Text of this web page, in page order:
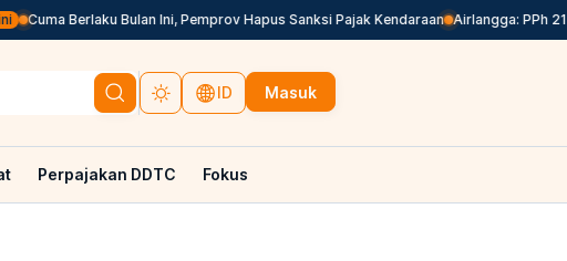
Cuma Berlaku Bulan Ini, Pemprov Hapus Sanksi Pajak Kendaraan Airlangga: PPh 21
ID Masuk
Perpajakan DDTC Fokus